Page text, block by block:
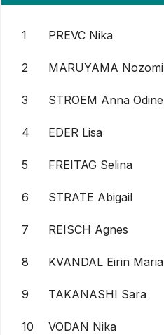
1 PREVC Nika
2 MARUYAMA Nozomi
3 STROEM Anna Odine
4 EDER Lisa
5 FREITAG Selina
6 STRATE Abigail
7 REISCH Agnes
8 KVANDAL Eirin Maria
9 TAKANASHI Sara
10 VODAN Nika